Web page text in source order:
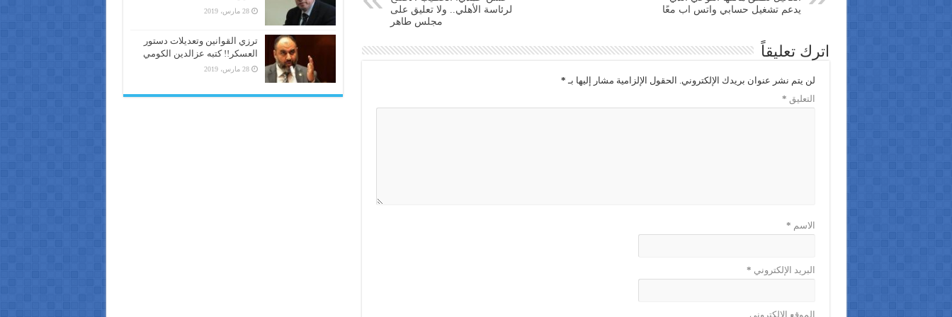
يدعم تشغيل حسابي واتس اب معًا
لرئاسة الأهلي.. ولا تعليق على
مجلس طاهر
اترك تعليقاً
لن يتم نشر عنوان بريدك الإلكتروني. الحقول الإلزامية مشار إليها بـ *
التعليق *
الاسم *
البريد الإلكتروني *
الموقع الإلكتروني
28 مارس، 2019
ترزي القوانين وتعديلات دستور
العسكر!! كتبه عزالدين الكومي
28 مارس، 2019